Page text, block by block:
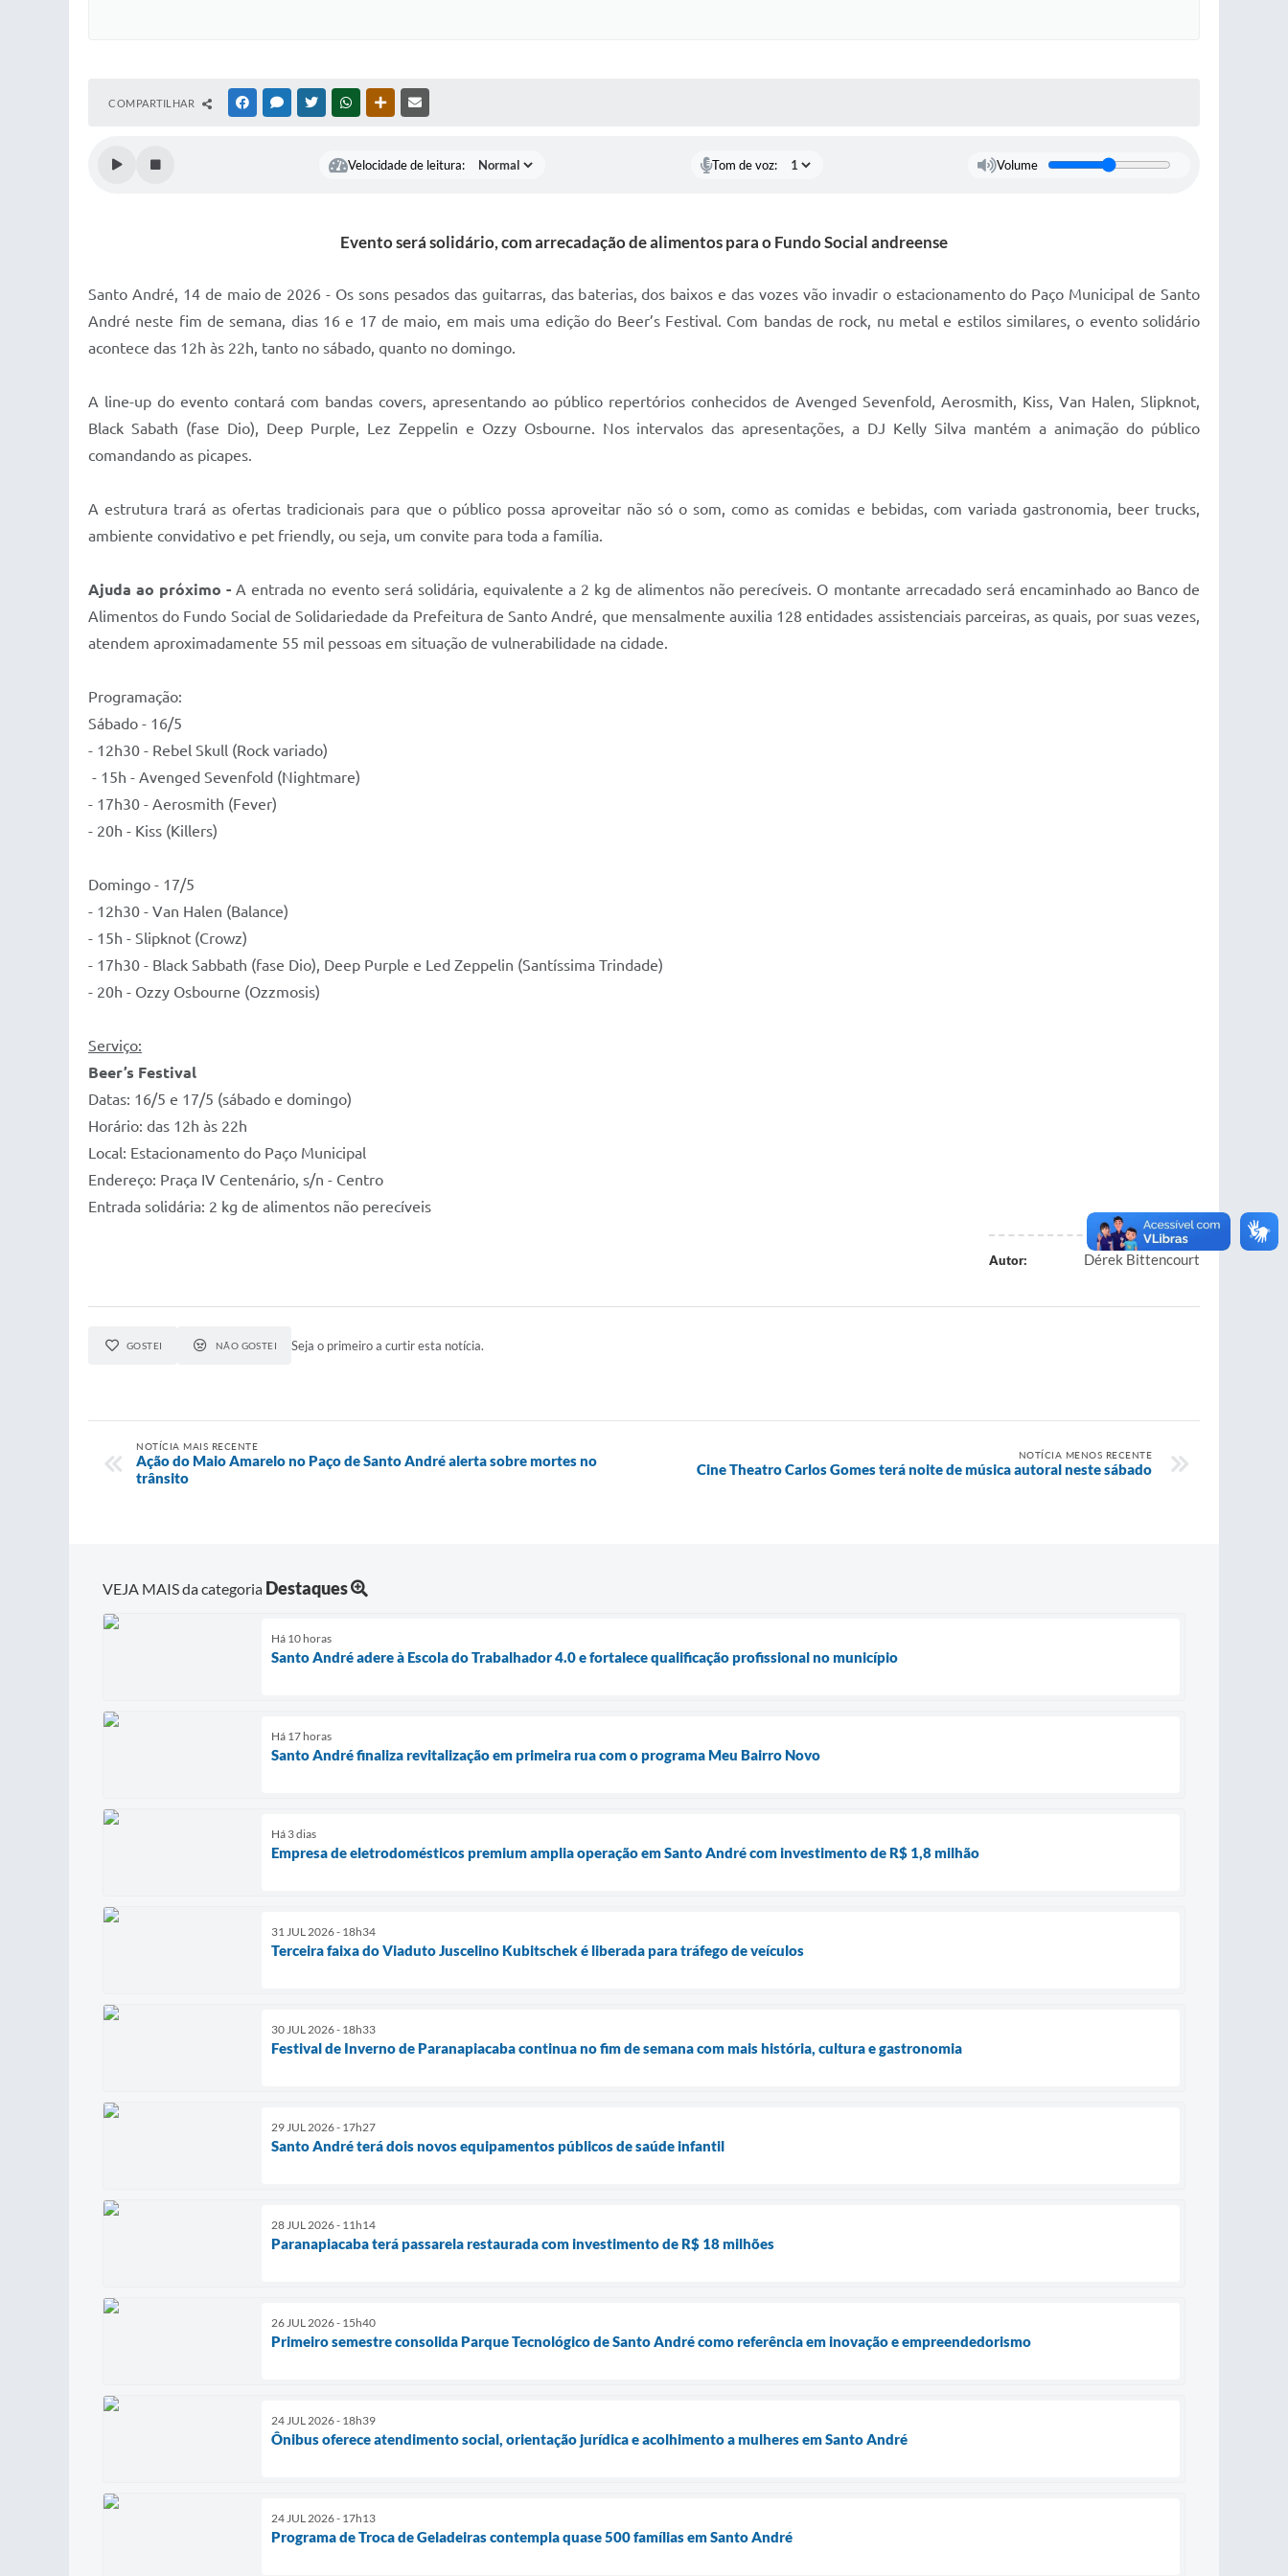
COMPARTILHAR FACEBOOKMESSENGER
TWITTERWHATSAPPOUTRAS MÍDIAS
Velocidade de leitura: Tom de voz: Volume
Evento será solidário, com arrecadação de alimentos para o Fundo Social andreense
Santo André, 14 de maio de 2026 - Os sons pesados das guitarras, das baterias, dos baixos e das vozes vão invadir o estacionamento do Paço Municipal de Santo
André neste fim de semana, dias 16 e 17 de maio, em mais uma edição do Beer’s Festival. Com bandas de rock, nu metal e estilos similares, o evento solidário
acontece das 12h às 22h, tanto no sábado, quanto no domingo.
A line-up do evento contará com bandas covers, apresentando ao público repertórios conhecidos de Avenged Sevenfold, Aerosmith, Kiss, Van Halen, Slipknot,
Black Sabath (fase Dio), Deep Purple, Lez Zeppelin e Ozzy Osbourne. Nos intervalos das apresentações, a DJ Kelly Silva mantém a animação do público
comandando as picapes.
A estrutura trará as ofertas tradicionais para que o público possa aproveitar não só o som, como as comidas e bebidas, com variada gastronomia, beer trucks,
ambiente convidativo e pet friendly, ou seja, um convite para toda a família.
Ajuda ao próximo - A entrada no evento será solidária, equivalente a 2 kg de alimentos não perecíveis. O montante arrecadado será encaminhado ao Banco de
Alimentos do Fundo Social de Solidariedade da Prefeitura de Santo André, que mensalmente auxilia 128 entidades assistenciais parceiras, as quais, por suas vezes,
atendem aproximadamente 55 mil pessoas em situação de vulnerabilidade na cidade.
Programação:
Sábado - 16/5
- 12h30 - Rebel Skull (Rock variado)
- 15h - Avenged Sevenfold (Nightmare)
- 17h30 - Aerosmith (Fever)
- 20h - Kiss (Killers)
Domingo - 17/5
- 12h30 - Van Halen (Balance)
- 15h - Slipknot (Crowz)
- 17h30 - Black Sabbath (fase Dio), Deep Purple e Led Zeppelin (Santíssima Trindade)
- 20h - Ozzy Osbourne (Ozzmosis)
Serviço:
Beer’s Festival
Datas: 16/5 e 17/5 (sábado e domingo)
Horário: das 12h às 22h
Local: Estacionamento do Paço Municipal
Endereço: Praça IV Centenário, s/n - Centro
Entrada solidária: 2 kg de alimentos não perecíveis
Autor: Dérek Bittencourt
GOSTEI NÃO GOSTEI Seja o primeiro a curtir esta notícia.
NOTÍCIA MAIS RECENTE
Ação do Maio Amarelo no Paço de Santo André alerta sobre mortes no
trânsito
NOTÍCIA MENOS RECENTE
Cine Theatro Carlos Gomes terá noite de música autoral neste sábado
VEJA MAIS da categoria Destaques
Há 10 horas
Santo André adere à Escola do Trabalhador 4.0 e fortalece qualificação profissional no município
Há 17 horas
Santo André finaliza revitalização em primeira rua com o programa Meu Bairro Novo
Há 3 dias
Empresa de eletrodomésticos premium amplia operação em Santo André com investimento de R$ 1,8 milhão
31 JUL 2026 - 18h34
Terceira faixa do Viaduto Juscelino Kubitschek é liberada para tráfego de veículos
30 JUL 2026 - 18h33
Festival de Inverno de Paranapiacaba continua no fim de semana com mais história, cultura e gastronomia
29 JUL 2026 - 17h27
Santo André terá dois novos equipamentos públicos de saúde infantil
28 JUL 2026 - 11h14
Paranapiacaba terá passarela restaurada com investimento de R$ 18 milhões
26 JUL 2026 - 15h40
Primeiro semestre consolida Parque Tecnológico de Santo André como referência em inovação e empreendedorismo
24 JUL 2026 - 18h39
Ônibus oferece atendimento social, orientação jurídica e acolhimento a mulheres em Santo André
24 JUL 2026 - 17h13
Programa de Troca de Geladeiras contempla quase 500 famílias em Santo André